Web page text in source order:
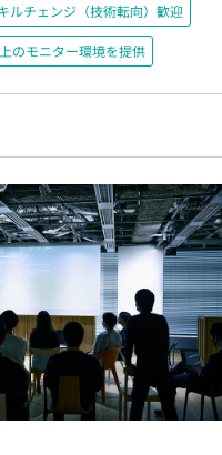
ルチェンジ（技術転向）歓迎
のモニター環境を提供